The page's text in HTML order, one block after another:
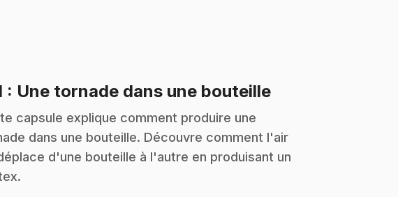
: Une tornade dans une bouteille.
capsule explique comment produire une
dans une bouteille. Découvre comment l'air
d'une bouteille à l'autre en produisant un